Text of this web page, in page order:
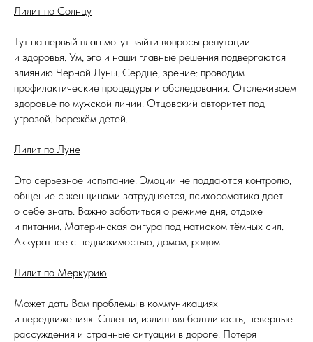
Лилит по Солнцу
Тут на первый план могут выйти вопросы репутации
и здоровья. Ум, эго и наши главные решения подвергаются
влиянию Черной Луны. Сердце, зрение: проводим
профилактические процедуры и обследования. Отслеживаем
здоровье по мужской линии. Отцовский авторитет под
угрозой. Бережём детей.
Лилит по Луне
Это серьезное испытание. Эмоции не поддаются контролю,
общение с женщинами затрудняется, психосоматика дает
о себе знать. Важно заботиться о режиме дня, отдыхе
и питании. Материнская фигура под натиском тёмных сил.
Аккуратнее с недвижимостью, домом, родом.
Лилит по Меркурию
Может дать Вам проблемы в коммуникациях
и передвижениях. Сплетни, излишняя болтливость, неверные
рассуждения и странные ситуации в дороге. Потеря